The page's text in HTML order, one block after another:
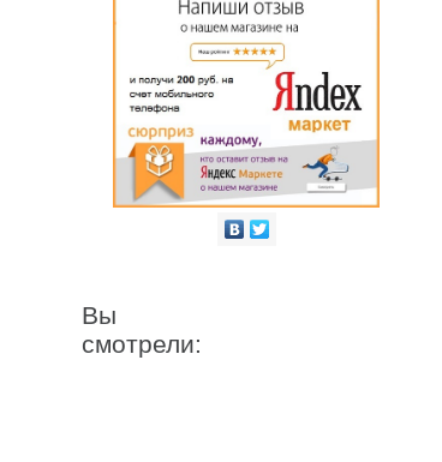
Вы
смотрели: